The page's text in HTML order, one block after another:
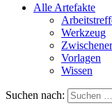
Alle Artefakte
Werkzeug
Vorlagen
Wissen
Suchen nach: